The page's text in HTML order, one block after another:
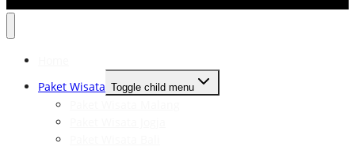
Paket Wisata Toggle child menu